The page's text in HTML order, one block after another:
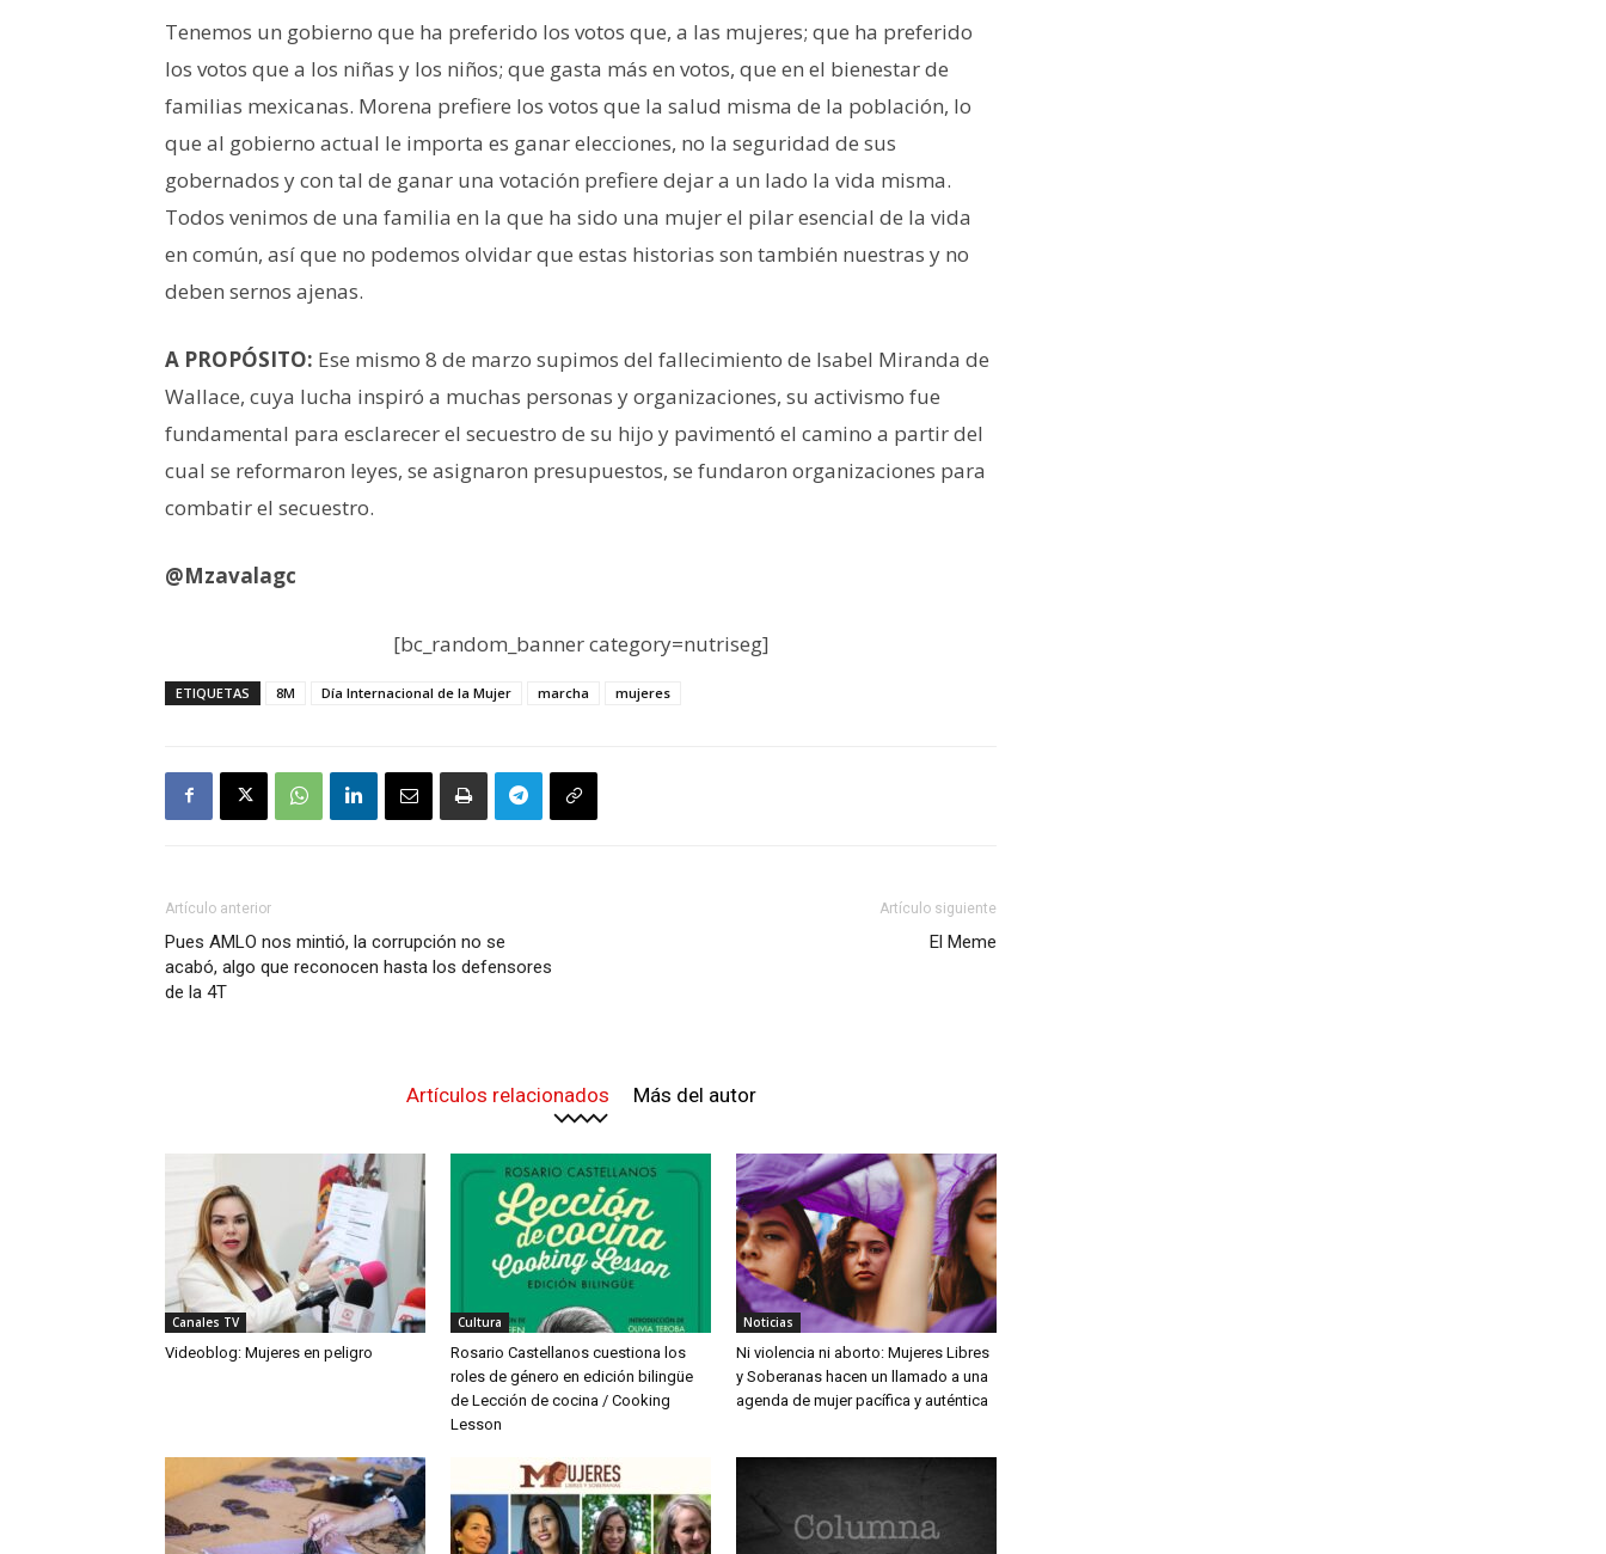
Tenemos un gobierno que ha preferido los votos que, a las mujeres; que ha preferido
los votos que a los niñas y los niños; que gasta más en votos, que en el bienestar de
familias mexicanas. Morena prefiere los votos que la salud misma de la población, lo
que al gobierno actual le importa es ganar elecciones, no la seguridad de sus
gobernados y con tal de ganar una votación prefiere dejar a un lado la vida misma.
Todos venimos de una familia en la que ha sido una mujer el pilar esencial de la vida
en común, así que no podemos olvidar que estas historias son también nuestras y no
deben sernos ajenas.
A PROPÓSITO: Ese mismo 8 de marzo supimos del fallecimiento de Isabel Miranda de
Wallace, cuya lucha inspiró a muchas personas y organizaciones, su activismo fue
fundamental para esclarecer el secuestro de su hijo y pavimentó el camino a partir del
cual se reformaron leyes, se asignaron presupuestos, se fundaron organizaciones para
combatir el secuestro.
@Mzavalagc
[bc_random_banner category=nutriseg]
ETIQUETAS 8M Día Internacional de la Mujer marcha mujeres
Artículo anterior
Pues AMLO nos mintió, la corrupción no se
acabó, algo que reconocen hasta los defensores
de la 4T
Artículo siguiente
El Meme
Artículos relacionados Más del autor
Canales TV
Videoblog: Mujeres en peligro
Cultura
Rosario Castellanos cuestiona los
roles de género en edición bilingüe
de Lección de cocina / Cooking
Lesson
Noticias
Ni violencia ni aborto: Mujeres Libres
y Soberanas hacen un llamado a una
agenda de mujer pacífica y auténtica